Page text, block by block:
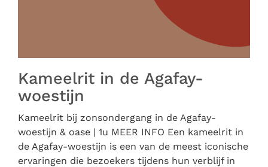
Kameelrit in de Agafay-
woestijn
Kameelrit bij zonsondergang in de Agafay-
woestijn & oase | 1u MEER INFO Een kameelrit in
de Agafay-woestijn is een van de meest iconische
ervaringen die bezoekers tijdens hun verblijf in